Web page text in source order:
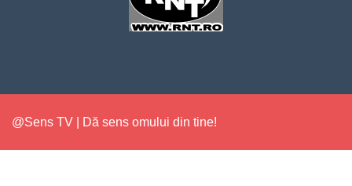
@Sens TV | Dă sens omului din tine!